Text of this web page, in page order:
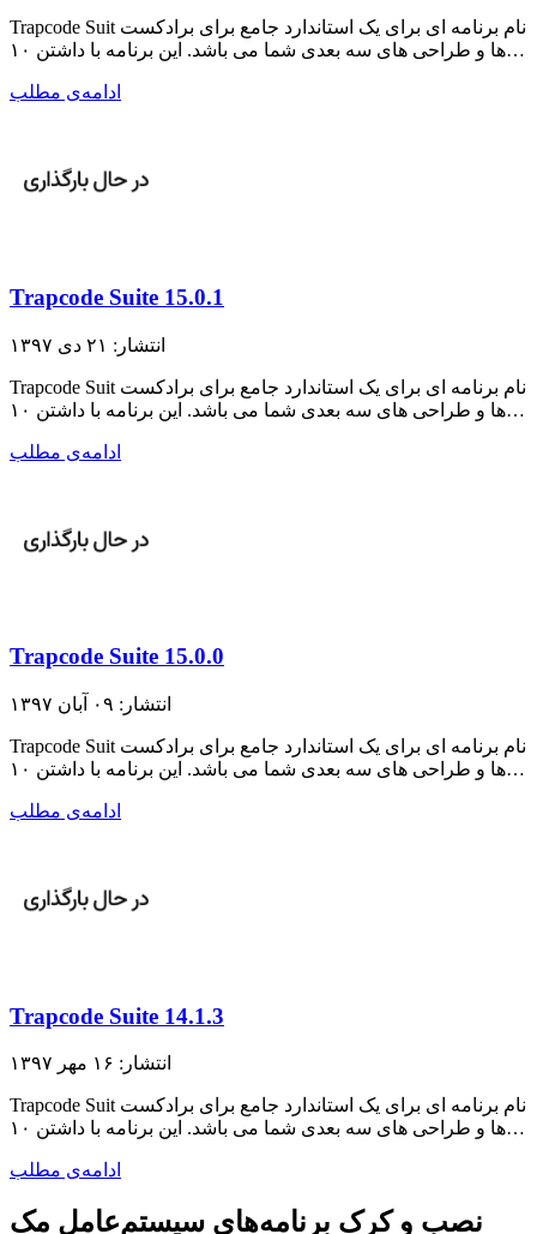
Trapcode Suit نام برنامه ای برای یک استاندارد جامع برای برادکست
ها و طراحی های سه بعدی شما می باشد. این برنامه با داشتن ۱۰…
ادامه‌ی مطلب
Trapcode Suite 15.0.1
انتشار: ۲۱ دی ۱۳۹۷
Trapcode Suit نام برنامه ای برای یک استاندارد جامع برای برادکست
ها و طراحی های سه بعدی شما می باشد. این برنامه با داشتن ۱۰…
ادامه‌ی مطلب
Trapcode Suite 15.0.0
انتشار: ۰۹ آبان ۱۳۹۷
Trapcode Suit نام برنامه ای برای یک استاندارد جامع برای برادکست
ها و طراحی های سه بعدی شما می باشد. این برنامه با داشتن ۱۰…
ادامه‌ی مطلب
Trapcode Suite 14.1.3
انتشار: ۱۶ مهر ۱۳۹۷
Trapcode Suit نام برنامه ای برای یک استاندارد جامع برای برادکست
ها و طراحی های سه بعدی شما می باشد. این برنامه با داشتن ۱۰…
ادامه‌ی مطلب
نصب و کرک برنامه‌های سیستم‌عامل مک